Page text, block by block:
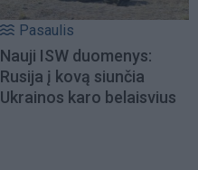
Pasaulis
Nauji ISW duomenys:
Rusija į kovą siunčia
Ukrainos karo belaisvius